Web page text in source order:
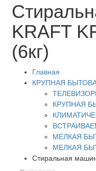
KRAFT
(6кг)
Главная
КРУПНАЯ
КРУПНАЯ
МЕЛКАЯ
МЕЛКАЯ
Стиральная